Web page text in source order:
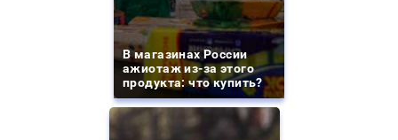
В магазинах России
ажиотаж из-за этого
продукта: что купить?